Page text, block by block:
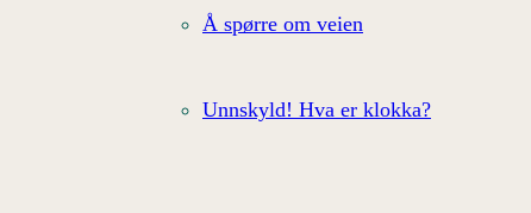
Å spørre om veien
Unnskyld! Hva er klokka?